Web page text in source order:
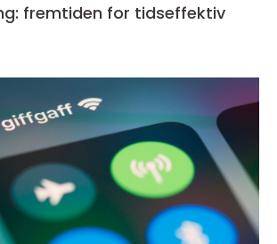
fremtiden for tidseffektiv